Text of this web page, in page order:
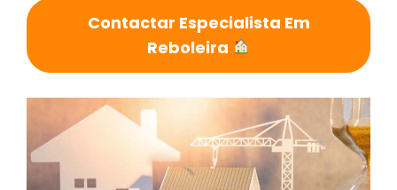
Contactar Especialista Em
Reboleira